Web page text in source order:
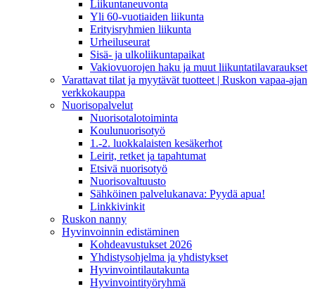
Liikuntaneuvonta
Yli 60-vuotiaiden liikunta
Erityisryhmien liikunta
Urheiluseurat
Sisä- ja ulkoliikuntapaikat
Vakiovuorojen haku ja muut liikuntatilavaraukset
Varattavat tilat ja myytävät tuotteet | Ruskon vapaa-ajan
verkkokauppa
Nuorisopalvelut
Nuorisotalotoiminta
Koulunuorisotyö
1.-2. luokkalaisten kesäkerhot
Leirit, retket ja tapahtumat
Etsivä nuorisotyö
Nuorisovaltuusto
Sähköinen palvelukanava: Pyydä apua!
Linkkivinkit
Ruskon nanny
Hyvinvoinnin edistäminen
Kohdeavustukset 2026
Yhdistysohjelma ja yhdistykset
Hyvinvointilautakunta
Hyvinvointityöryhmä